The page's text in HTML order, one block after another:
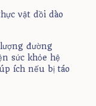
vật dồi dào
đường
sức khỏe hệ
ích nếu bị táo